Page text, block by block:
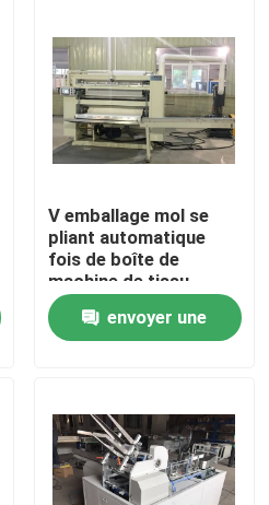
V emballage mol se
pliant automatique
fois de boîte de
machine de tissu
facial de serviette de
main
envoyer une